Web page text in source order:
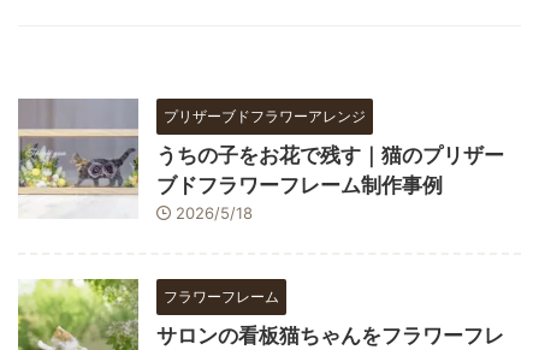
プリザーブドフラワーアレンジ
うちの子をお花で残す｜猫のプリザー
ブドフラワーフレーム制作事例
2026/5/18
フラワーフレーム
サロンの看板猫ちゃんをフラワーフレ